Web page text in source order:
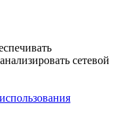
сетевой